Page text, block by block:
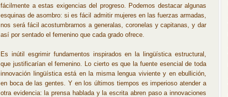
fácilmente a estas exigencias del progreso. Podemos destacar algunas
esquinas de asombro: si es fácil admitir mujeres en las fuerzas armadas,
nos será fácil acostumbrarnos a generalas, coronelas y capitanas, y dar
así por sentado el femenino que cada grado ofrece.
Es inútil esgrimir fundamentos inspirados en la lingüística estructural,
que justificarían el femenino. Lo cierto es que la fuente esencial de toda
innovación lingüística está en la misma lengua viviente y en ebullición,
en boca de las gentes. Y en los últimos tiempos es imperioso atender a
otra evidencia: la prensa hablada y la escrita abren paso a innovaciones